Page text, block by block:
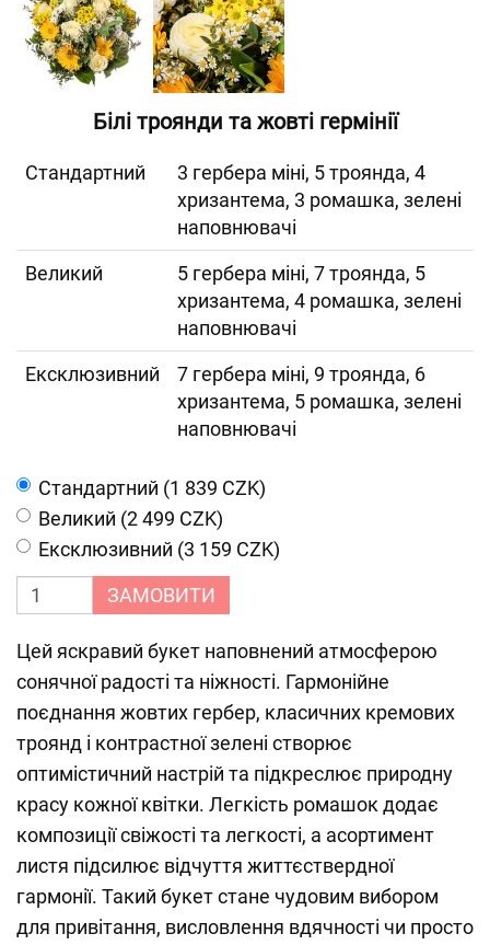
Білі троянди та жовті гермінії
Cтандартний
3 гербера міні, 5 троянда, 4
хризантема, 3 ромашка, зелені
наповнювачі
Великий
5 гербера міні, 7 троянда, 5
хризантема, 4 ромашка, зелені
наповнювачі
Ексклюзивний
7 гербера міні, 9 троянда, 6
хризантема, 5 ромашка, зелені
наповнювачі
Cтандартний (1 839 CZK)
Великий (2 499 CZK)
Ексклюзивний (3 159 CZK)
ЗАМОВИТИ
Цей яскравий букет наповнений атмосферою
сонячної радості та ніжності. Гармонійне
поєднання жовтих гербер, класичних кремових
троянд і контрастної зелені створює
оптимістичний настрій та підкреслює природну
красу кожної квітки. Легкість ромашок додає
композиції свіжості та легкості, а асортимент
листя підсилює відчуття життєствердної
гармонії. Такий букет стане чудовим вибором
для привітання, висловлення вдячності чи просто